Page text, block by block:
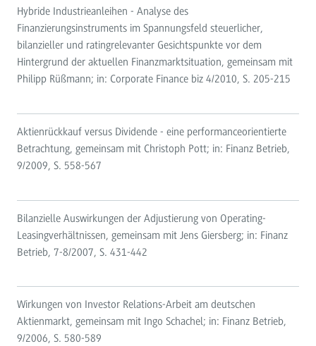
Hybride Industrieanleihen - Analyse des
Finanzierungsinstruments im Spannungsfeld steuerlicher,
bilanzieller und ratingrelevanter Gesichtspunkte vor dem
Hintergrund der aktuellen Finanzmarktsituation, gemeinsam mit
Philipp Rüßmann; in: Corporate Finance biz 4/2010, S. 205-215
Aktienrückkauf versus Dividende - eine performanceorientierte
Betrachtung, gemeinsam mit Christoph Pott; in: Finanz Betrieb,
9/2009, S. 558-567
Bilanzielle Auswirkungen der Adjustierung von Operating-
Leasingverhältnissen, gemeinsam mit Jens Giersberg; in: Finanz
Betrieb, 7-8/2007, S. 431-442
Wirkungen von Investor Relations-Arbeit am deutschen
Aktienmarkt, gemeinsam mit Ingo Schachel; in: Finanz Betrieb,
9/2006, S. 580-589